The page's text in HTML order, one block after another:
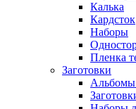
Калька
Кардсток
Наборы
Пленка
Заготовки
Альбомы